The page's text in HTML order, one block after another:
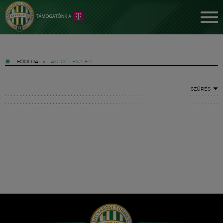
FŐOLDAL » TAG: OTT ESZTER
SZŰRÉS
Hírek